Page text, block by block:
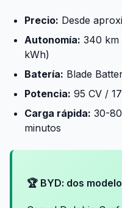
Precio: Desde
Autonomía: 340
kWh)
Batería: Blade
Potencia: 95 CV /
Carga rápida: 30-
minutos
🏆 BYD: dos